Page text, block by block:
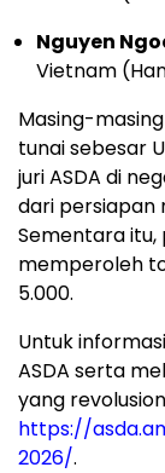
Nguyen
Vietnam
Masing-
tunai sebesar
juri ASDA di
dari persiapan
Sementara itu,
memperoleh
5.000.
Untuk
ASDA serta
yang
https://
2026/.